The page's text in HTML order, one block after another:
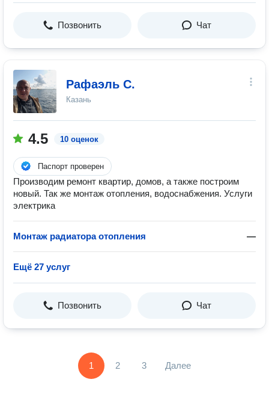
Позвонить Чат
Рафаэль С.
Казань
4.5 10 оценок
Паспорт проверен
Производим ремонт квартир, домов, а также построим
новый. Так же монтаж отопления, водоснабжения. Услуги
электрика
Монтаж радиатора отопления —
Ещё 27 услуг
Позвонить Чат
1 2 3 Далее